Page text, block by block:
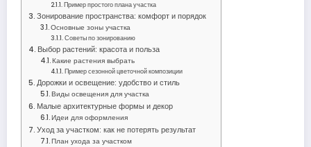
Пример простого плана участка
Зонирование пространства: комфорт и порядок
Основные зоны участка
Советы по зонированию
Выбор растений: красота и польза
Какие растения выбрать
Пример сезонной цветочной композиции
Дорожки и освещение: удобство и стиль
Виды освещения для участка
Малые архитектурные формы и декор
Идеи для оформления
Уход за участком: как не потерять результат
План ухода за участком